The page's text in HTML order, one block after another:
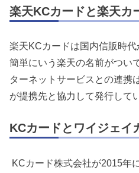
楽天KCカードと楽天カ
楽天KCカードは国内信販時代
簡単にいう楽天の名前がつい
ターネットサービスとの連携
が提携先と協力して発行して
KCカードとワイジェイ
KCカード株式会社が2015年